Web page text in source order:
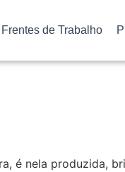
Frentes de Trabalho
é nela produzida,